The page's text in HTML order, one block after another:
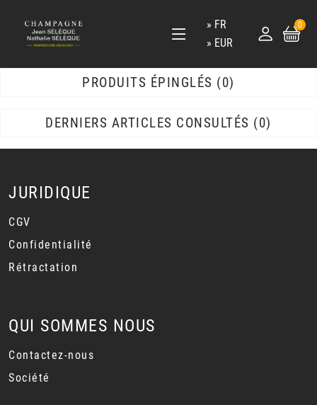
FR
EUR
0
PRODUITS ÉPINGLÉS 0
DERNIERS ARTICLES CONSULTÉS 0
JURIDIQUE
CGV
Confidentialité
Rétractation
QUI SOMMES NOUS
Contactez-nous
Société